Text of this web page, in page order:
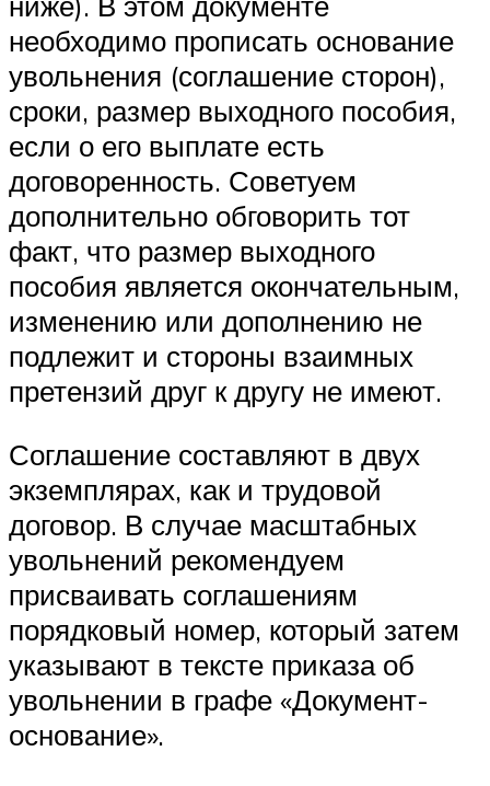
необходимо прописать основание
увольнения (соглашение сторон),
сроки, размер выходного пособия,
если о его выплате есть
договоренность. Советуем
дополнительно обговорить тот
факт, что размер выходного
пособия является окончательным,
изменению или дополнению не
подлежит и стороны взаимных
претензий друг к другу не имеют.
Соглашение составляют в двух
экземплярах, как и трудовой
договор. В случае масштабных
увольнений рекомендуем
присваивать соглашениям
порядковый номер, который затем
указывают в тексте приказа об
увольнении в графе «Документ-
основание».